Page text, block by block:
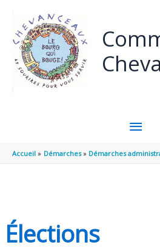
MENU
Accueil Démarches Démarches
Élections